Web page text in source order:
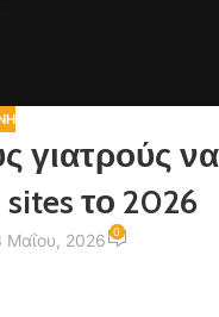
γιατρούς να
sites το 2026
Μαΐου, 2026 0